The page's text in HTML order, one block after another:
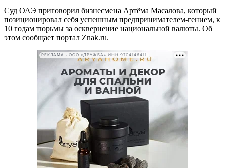
Суд ОАЭ приговорил бизнесмена Артёма Масалова, который
позиционировал себя успешным предпринимателем-гением, к
10 годам тюрьмы за осквернение национальной валюты. Об
этом сообщает портал Znak.ru.
РЕКЛАМА • ООО «ДРУЖБА» ИНН 9704146411